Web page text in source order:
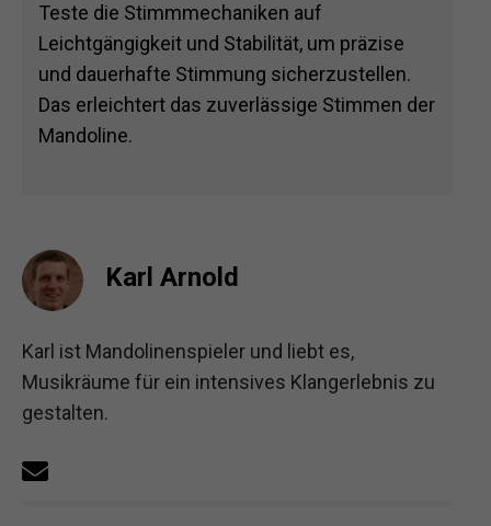
Teste die Stimmmechaniken auf
Leichtgängigkeit und Stabilität, um präzise
und dauerhafte Stimmung sicherzustellen.
Das erleichtert das zuverlässige Stimmen der
Mandoline.
Karl Arnold
Karl ist Mandolinenspieler und liebt es,
Musikräume für ein intensives Klangerlebnis zu
gestalten.